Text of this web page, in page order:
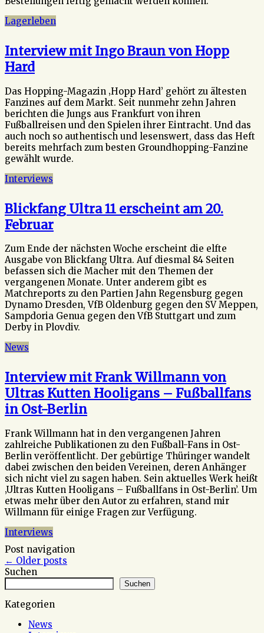
Lagerleben
Interview mit Ingo Braun von Hopp
Hard
Das Hopping-Magazin ‚Hopp Hard’ gehört zu ältesten
Fanzines auf dem Markt. Seit nunmehr zehn Jahren
berichten die Jungs aus Frankfurt von ihren
Fußballreisen und den Spielen ihrer Eintracht. Und das
auch noch so authentisch und lesenswert, dass das Heft
bereits mehrfach zum besten Groundhopping-Fanzine
gewählt wurde.
Interviews
Blickfang Ultra 11 erscheint am 20.
Februar
Zum Ende der nächsten Woche erscheint die elfte
Ausgabe von Blickfang Ultra. Auf diesmal 84 Seiten
befassen sich die Macher mit den Themen der
vergangenen Monate. Unter anderem gibt es
Matchreports zu den Partien Jahn Regensburg gegen
Dynamo Dresden, VfB Oldenburg gegen den SV Meppen,
Sampdoria Genua gegen den VfB Stuttgart und zum
Derby in Plovdiv.
News
Interview mit Frank Willmann von
Ultras Kutten Hooligans – Fußballfans
in Ost-Berlin
Frank Willmann hat in den vergangenen Jahren
zahlreiche Publikationen zu den Fußball-Fans in Ost-
Berlin veröffentlicht. Der gebürtige Thüringer wandelt
dabei zwischen den beiden Vereinen, deren Anhänger
sich nicht viel zu sagen haben. Sein aktuelles Werk heißt
‚Ultras Kutten Hooligans – Fußballfans in Ost-Berlin’. Um
etwas mehr über den Autor zu erfahren, stand mir
Willmann für einige Fragen zur Verfügung.
Interviews
Post navigation
← Older posts
Suchen
Suchen
Kategorien
News